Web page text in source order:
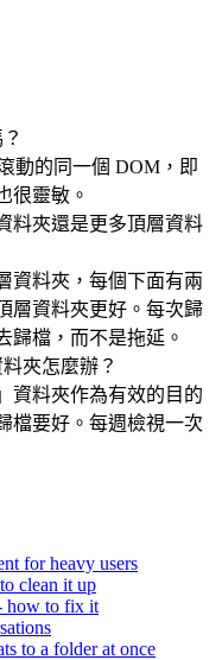
動的同一個 DOM，即
很靈敏。
料夾還是更多頂層資料
資料夾，每個下面有兩
層資料夾更好。每次歸
歸檔，而不是拖延。
夾怎麼辦？
資料夾作為有效的目的
檔要好。每週檢視一次
for heavy users
clean it up
how to fix it
to a folder at once